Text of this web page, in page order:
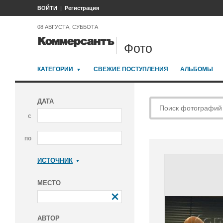
ВОЙТИ Регистрация
08 АВГУСТА, СУББОТА
Фото
КАТЕГОРИИ СВЕЖИЕ ПОСТУПЛЕНИЯ АЛЬБОМЫ
ДАТА
с
по
ИСТОЧНИК
МЕСТО
АВТОР